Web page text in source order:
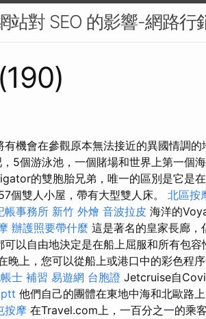
站對 SEO 的影響-網路行
機會在參觀原本無法接近的異國情調
5個游泳池，一個賭場和世界上第一個
的雙胞胎兄弟，唯一的區別是它是
個雙人小屋，帶有大型雙人床。 北區按
帳事務所 新竹 外燴 音波拉皮 海洋的
辦護照要帶什麼 這是著名的皇家長廊，
以自由地決定是在船上屈服和所有包
晚上，您可以從船上或港口中的彩色程
士 補習 易遊網 台胞證 Jetcruise自
他們自己的團體在東地中海和北歐路
按摩 在Travel.com上，一百分之一的乘